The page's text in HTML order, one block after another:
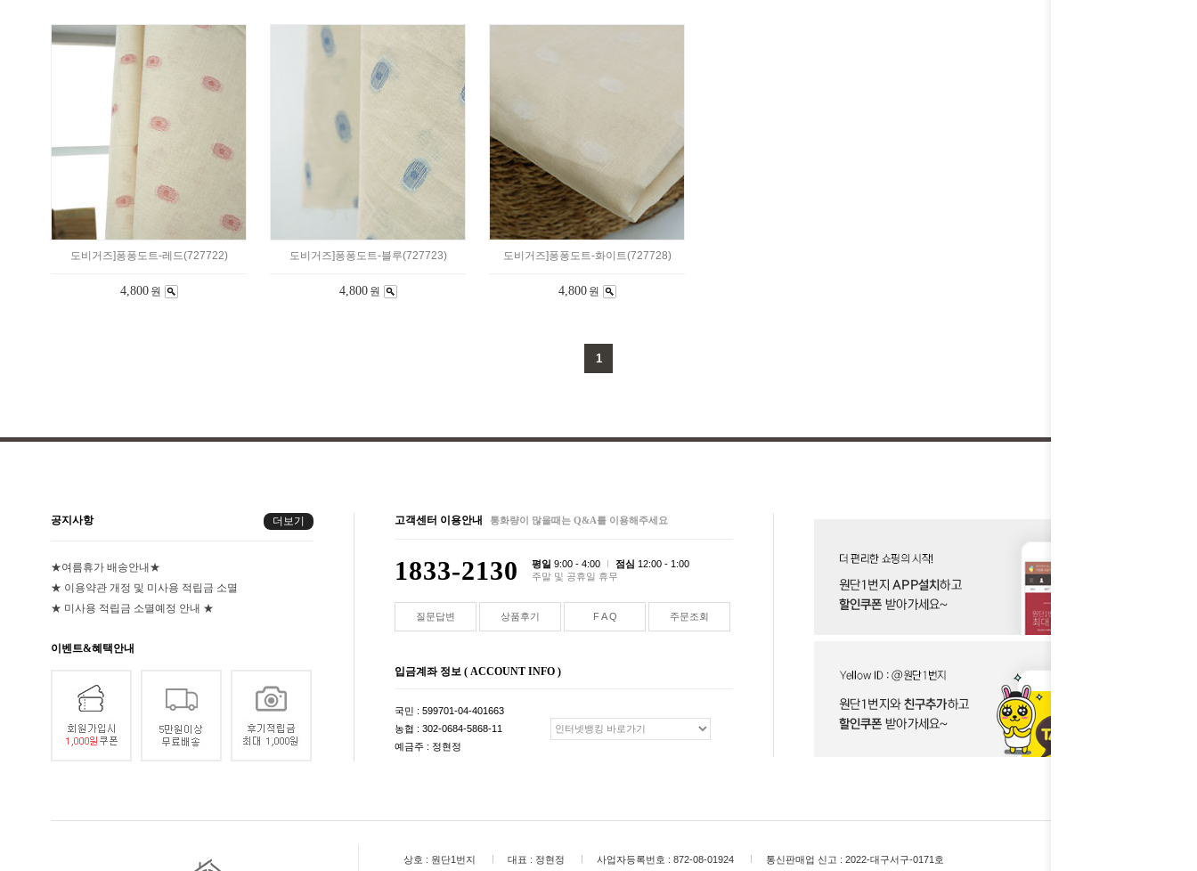
도비거즈]퐁퐁도트-레드(727722)
4,800 원
도비거즈]퐁퐁도트-블루(727723)
4,800 원
도비거즈]퐁퐁도트-화이트(727728)
4,800 원
1
공지사항 더보기
★여름휴가 배송안내★
★ 이용약관 개정 및 미사용 적립금 소멸
★ 미사용 적립금 소멸예정 안내 ★
이벤트&혜택안내
고객센터 이용안내 통화량이 많을때는 Q&A를 이용해주세요
1833-2130 평일 9:00 - 4:00 점심 12:00 - 1:00
주말 및 공휴일 휴무
질문답변 상품후기 F A Q 주문조회
입금계좌 정보 ( ACCOUNT INFO )
국민 : 599701-04-401663
농협 : 302-0684-5868-11
예금주 : 정현정
상호 : 원단1번지 대표 : 정현정 사업자등록번호 : 872-08-01924 통신판매업 신고 : 2022-대구서구-0171호